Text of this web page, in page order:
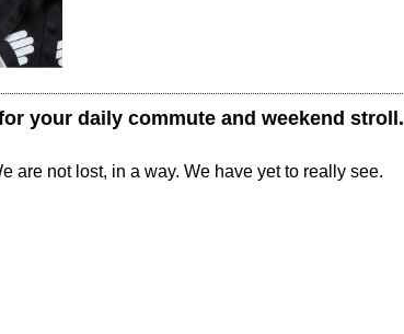
your daily commute and weekend stroll.
are not lost, in a way. We have yet to really see.